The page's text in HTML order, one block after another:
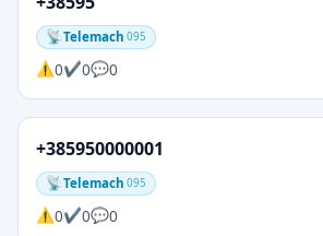
Telemach 095
0 0 0
+385950000001
Telemach 095
0 0 0